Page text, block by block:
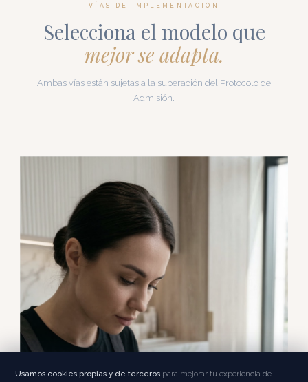
VÍAS DE IMPLEMENTACIÓN
Selecciona el modelo que
mejor se adapta.
Ambas vías están sujetas a la superación del Protocolo de
Admisión.
Usamos cookies propias y de tercerospara mejorar tu experiencia de